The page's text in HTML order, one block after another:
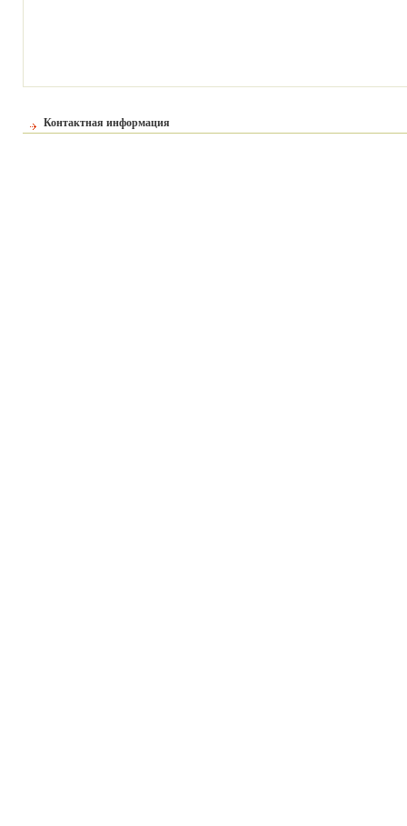
Контактная информация